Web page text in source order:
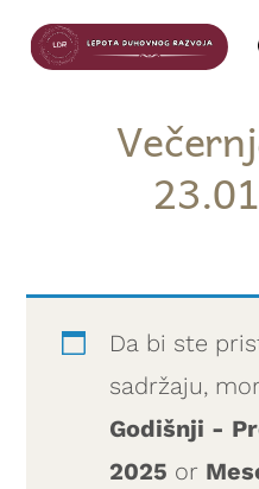
Da bi ste
sadržaju,
Godišnji -
2025 or